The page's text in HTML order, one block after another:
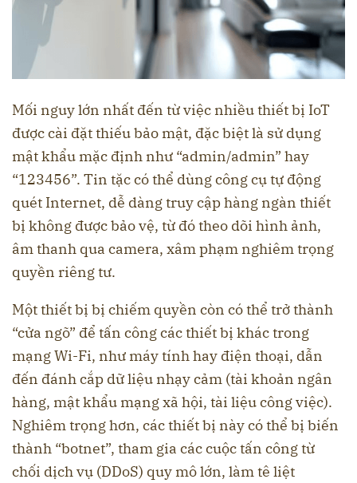
Mối nguy lớn nhất đến từ việc nhiều thiết bị IoT
được cài đặt thiếu bảo mật, đặc biệt là sử dụng
mật khẩu mặc định như “admin/admin” hay
“123456”. Tin tặc có thể dùng công cụ tự động
quét Internet, dễ dàng truy cập hàng ngàn thiết
bị không được bảo vệ, từ đó theo dõi hình ảnh,
âm thanh qua camera, xâm phạm nghiêm trọng
quyền riêng tư.
Một thiết bị bị chiếm quyền còn có thể trở thành
“cửa ngõ” để tấn công các thiết bị khác trong
mạng Wi-Fi, như máy tính hay điện thoại, dẫn
đến đánh cắp dữ liệu nhạy cảm (tài khoản ngân
hàng, mật khẩu mạng xã hội, tài liệu công việc).
Nghiêm trọng hơn, các thiết bị này có thể bị biến
thành “botnet”, tham gia các cuộc tấn công từ
chối dịch vụ (DDoS) quy mô lớn, làm tê liệt